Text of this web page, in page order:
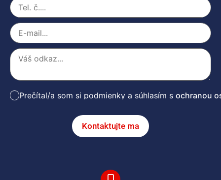
Prečítal/a som si podmienky a súhlasím sochranou
Kontaktujte ma